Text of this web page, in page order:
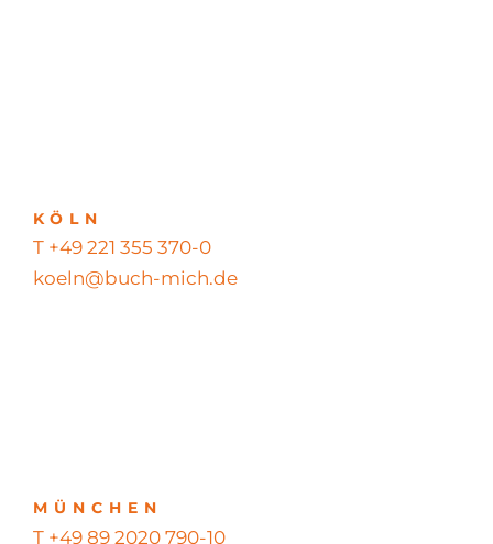
KÖLN
T +49 221 355 370-0
koeln@buch-mich.de
MÜNCHEN
T +49 89 2020 790-10